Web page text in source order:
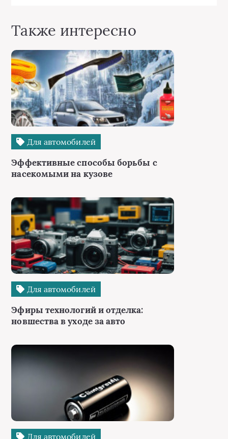
Также интересно
Для автомобилей
Эффективные способы борьбы с
насекомыми на кузове
Для автомобилей
Эфиры технологий и отделка:
новшества в уходе за авто
Для автомобилей